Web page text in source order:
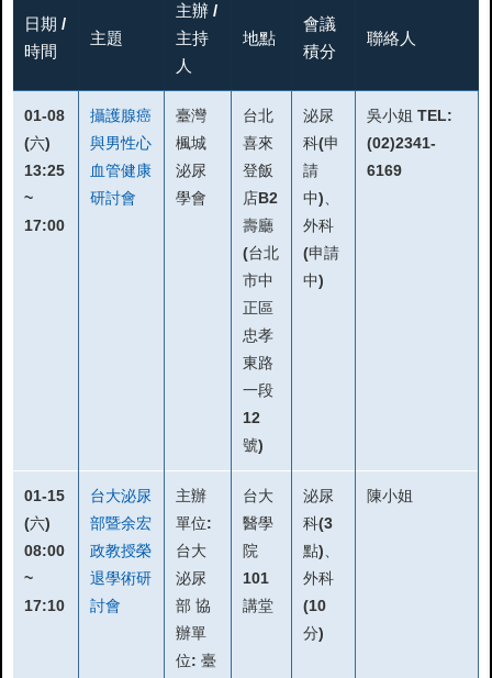
日期 /
時間
主題
主辦 /
主持
人
地點
會議
積分
聯絡人
01-08
(六)
13:25
~
17:00
攝護腺癌
與男性心
血管健康
研討會
臺灣
楓城
泌尿
學會
台北
喜來
登飯
店B2
壽廳
(台北
市中
正區
忠孝
東路
一段
12
號)
泌尿
科(申
請
中)、
外科
(申請
中)
吳小姐 TEL:
(02)2341-
6169
01-15
(六)
08:00
~
17:10
台大泌尿
部暨余宏
政教授榮
退學術研
討會
主辦
單位:
台大
泌尿
部 協
辦單
位: 臺
台大
醫學
院
101
講堂
泌尿
科(3
點)、
外科
(10
分)
陳小姐